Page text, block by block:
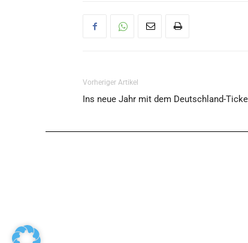
Vorheriger Artikel
Ins neue Jahr mit dem Deutschland-